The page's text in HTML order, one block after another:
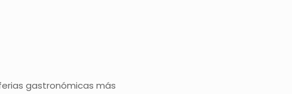
gastronómicas más